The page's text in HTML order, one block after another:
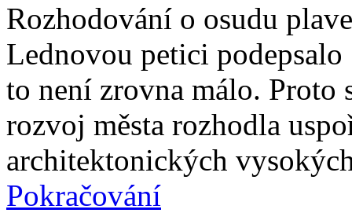
Rozhodování o osudu
Lednovou petici
to není zrovna málo. Proto
rozvoj města rozhodla
architektonických
Pokračování